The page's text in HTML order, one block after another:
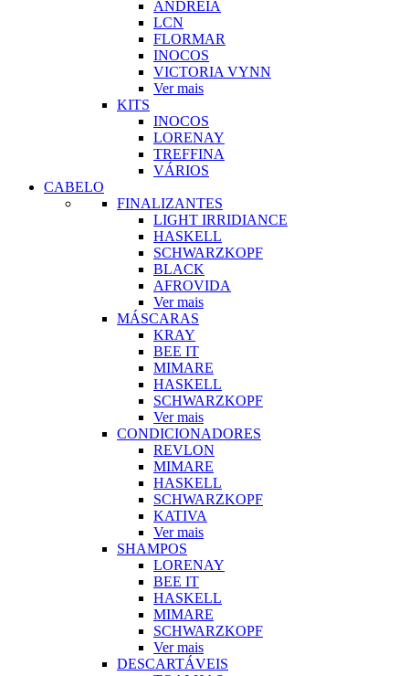
ANDREIA
LCN
FLORMAR
INOCOS
VICTORIA VYNN
Ver mais
KITS
INOCOS
LORENAY
TREFFINA
VÁRIOS
CABELO
FINALIZANTES
LIGHT IRRIDIANCE
HASKELL
SCHWARZKOPF
BLACK
AFROVIDA
Ver mais
MÁSCARAS
KRAY
BEE IT
MIMARE
HASKELL
SCHWARZKOPF
Ver mais
CONDICIONADORES
REVLON
MIMARE
HASKELL
SCHWARZKOPF
KATIVA
Ver mais
SHAMPOS
LORENAY
BEE IT
HASKELL
MIMARE
SCHWARZKOPF
Ver mais
DESCARTÁVEIS